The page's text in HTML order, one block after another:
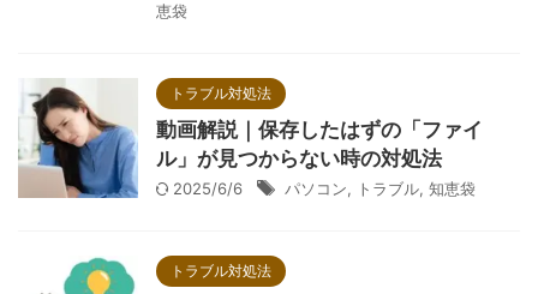
恵袋
トラブル対処法
動画解説｜保存したはずの「ファイ
ル」が見つからない時の対処法
2025/6/6 パソコン, トラブル, 知恵袋
トラブル対処法